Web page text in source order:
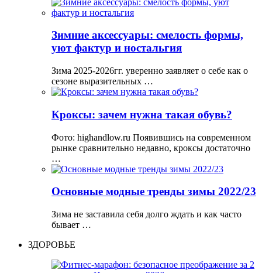
Зимние аксессуары: смелость формы,
уют фактур и ностальгия
Зима 2025-2026гг. уверенно заявляет о себе как о
сезоне выразительных …
Кроксы: зачем нужна такая обувь?
Фото: highandlow.ru Появившись на современном
рынке сравнительно недавно, кроксы достаточно
…
Основные модные тренды зимы 2022/23
Зима не заставила себя долго ждать и как часто
бывает …
ЗДОРОВЬЕ